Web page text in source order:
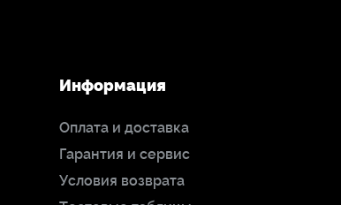
Информация
Оплата и доставка
Гарантия и сервис
Условия возврата